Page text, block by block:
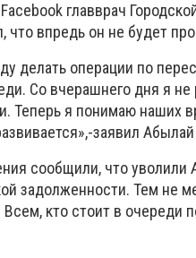
главврач
впредь он не будет
делать операции по
Со вчерашнего дня я не
Теперь я понимаю наших
заявил
сообщили, что уволили
задолженности. Тем не
кто стоит в очереди